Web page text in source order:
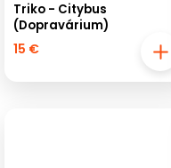
Triko - Citybus
(Dopravárium)
15 €